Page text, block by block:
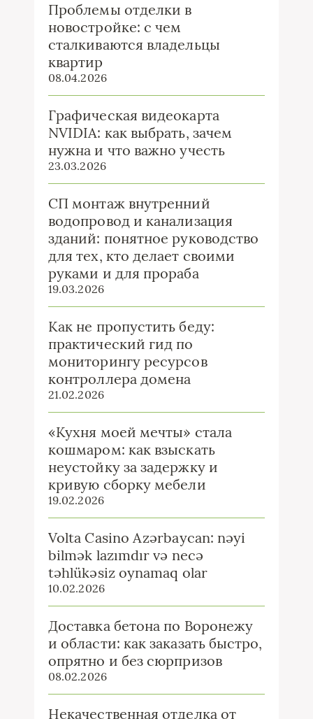
Проблемы отделки в
новостройке: с чем
сталкиваются владельцы
квартир
08.04.2026
Графическая видеокарта
NVIDIA: как выбрать, зачем
нужна и что важно учесть
23.03.2026
СП монтаж внутренний
водопровод и канализация
зданий: понятное руководство
для тех, кто делает своими
руками и для прораба
19.03.2026
Как не пропустить беду:
практический гид по
мониторингу ресурсов
контроллера домена
21.02.2026
«Кухня моей мечты» стала
кошмаром: как взыскать
неустойку за задержку и
кривую сборку мебели
19.02.2026
Volta Casino Azərbaycan: nəyi
bilmək lazımdır və necə
təhlükəsiz oynamaq olar
10.02.2026
Доставка бетона по Воронежу
и области: как заказать быстро,
опрятно и без сюрпризов
08.02.2026
Некачественная отделка от